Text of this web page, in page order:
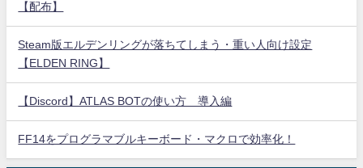
【配布】
Steam版エルデンリングが落ちてしまう・重い人向け設定
【ELDEN RING】
【Discord】ATLAS BOTの使い方 導入編
FF14をプログラマブルキーボード・マクロで効率化！